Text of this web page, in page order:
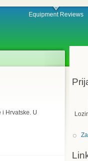
Equipment Reviews
Hrvatske. U